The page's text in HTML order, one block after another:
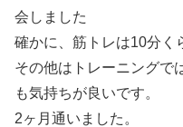
会しました
確かに、筋トレは10分く
その他はトレーニングで
も気持ちが良いです。
2ヶ月通いました。